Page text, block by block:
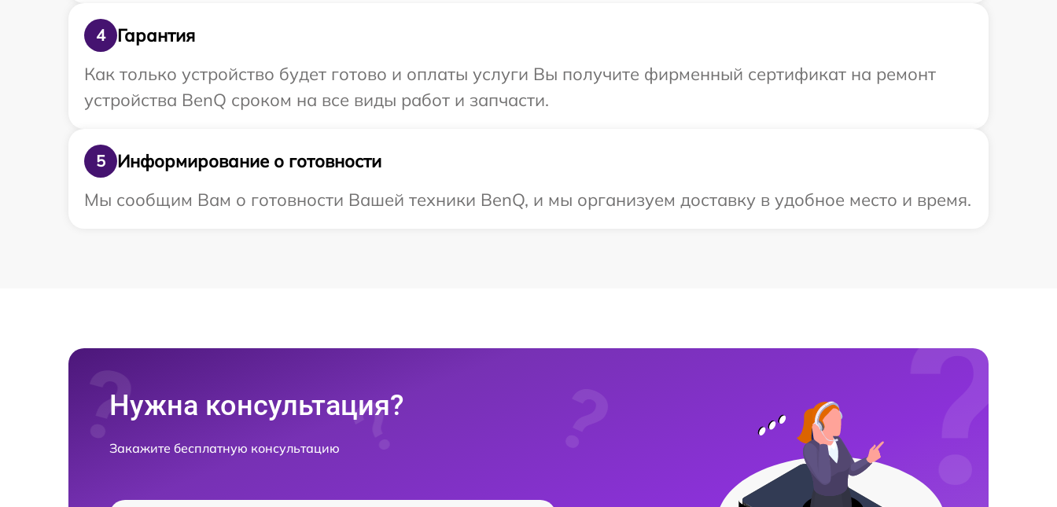
4
Гарантия
Как только устройство будет готово и оплаты услуги Вы получите фирменный сертификат на ремонт
устройства BenQ сроком на все виды работ и запчасти.
5
Информирование о готовности
Мы сообщим Вам о готовности Вашей техники BenQ, и мы организуем доставку в удобное место и время.
Нужна консультация?
Закажите бесплатную консультацию